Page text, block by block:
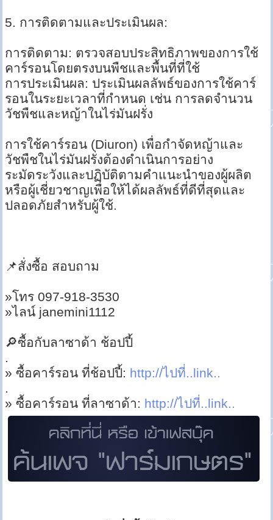
5. การติดตามและประเมินผล:
การติดตาม: ตรวจสอบประสิทธิภาพของการใช้
คาร์รอนโดยตรงบนพืชและพื้นที่ที่ใช้
การประเมินผล: ประเมินผลลัพธ์ของการใช้คาร์
รอนในระยะเวลาที่กำหนด เช่น การลดจำนวน
วัชพืชและหญ้าในไร่มันฝรั่ง
การใช้คาร์รอน (Diuron) เพื่อกำจัดหญ้าและ
วัชพืชในไร่มันฝรั่งต้องดำเนินการอย่าง
ระมัดระวังและปฏิบัติตามคำแนะนำของผู้ผลิต
หรือผู้เชี่ยวชาญเพื่อให้ได้ผลลัพธ์ที่ดีที่สุดและ
ปลอดภัยสำหรับผู้ใช้.
📌สั่งซื้อ สอบถาม
»โทร 097-918-3530
»ไลน์ janemini1112
🔎ซื้อกับลาซาด้า ช้อปปี้
.
» ซื้อคาร์รอน ที่ช้อปปี้: http://ไปที่..link..
.
» ซื้อคาร์รอน ที่ลาซาด้า: http://ไปที่..link..